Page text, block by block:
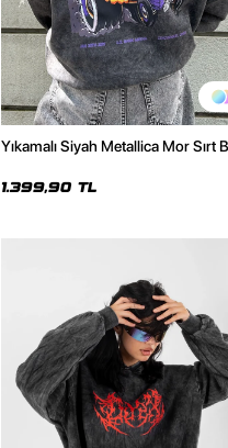
Yıkamalı Siyah Metallica Mor Sırt
1.399,90 TL